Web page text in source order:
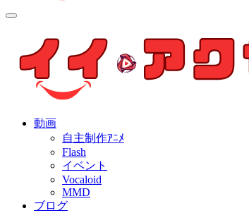
個人制作アニメを中心とした動画紹介ブログ
動画
自主制作ｱﾆﾒ
Flash
イベント
Vocaloid
MMD
ブログ